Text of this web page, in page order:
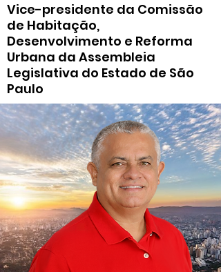
Vice-presidente da Comissão
de Habitação,
Desenvolvimento e Reforma
Urbana da Assembleia
Legislativa do Estado de São
Paulo